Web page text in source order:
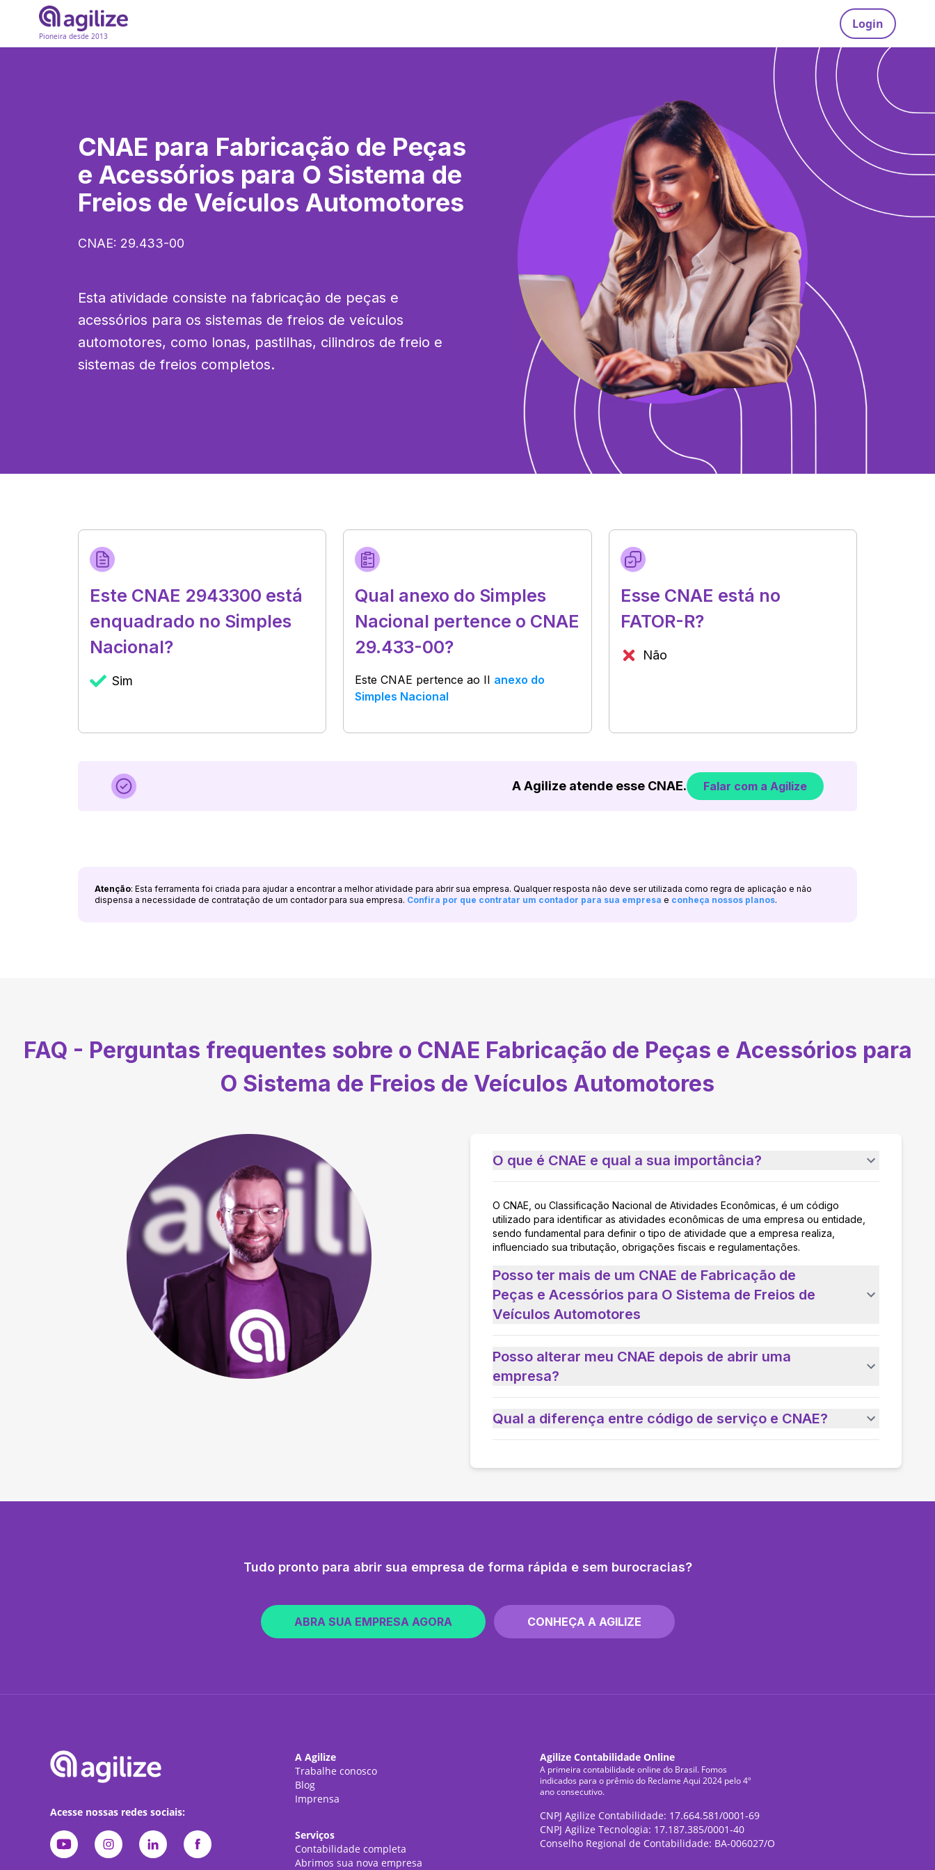
Pioneira desde 2013
Login
CNAE para Fabricação de Peças
e Acessórios para O Sistema de
Freios de Veículos Automotores
CNAE: 29.433-00
Esta atividade consiste na fabricação de peças e
acessórios para os sistemas de freios de veículos
automotores, como lonas, pastilhas, cilindros de freio e
sistemas de freios completos.
Este CNAE 2943300 está
enquadrado no Simples
Nacional?
Sim
Qual anexo do Simples
Nacional pertence o CNAE
29.433-00?
Este CNAE pertence ao II anexo do
Simples Nacional
Esse CNAE está no
FATOR-R?
Não
A Agilize atende esse CNAE. Falar com a Agilize
Atenção: Esta ferramenta foi criada para ajudar a encontrar a melhor atividade para abrir sua empresa. Qualquer resposta não deve ser utilizada como regra de aplicação e não
dispensa a necessidade de contratação de um contador para sua empresa. Confira por que contratar um contador para sua empresa e conheça nossos planos.
FAQ - Perguntas frequentes sobre o CNAE Fabricação de Peças e Acessórios para
O Sistema de Freios de Veículos Automotores
O que é CNAE e qual a sua importância?
O CNAE, ou Classificação Nacional de Atividades Econômicas, é um código
utilizado para identificar as atividades econômicas de uma empresa ou entidade,
sendo fundamental para definir o tipo de atividade que a empresa realiza,
influenciado sua tributação, obrigações fiscais e regulamentações.
Posso ter mais de um CNAE de Fabricação de
Peças e Acessórios para O Sistema de Freios de
Veículos Automotores
Posso alterar meu CNAE depois de abrir uma
empresa?
Qual a diferença entre código de serviço e CNAE?
Tudo pronto para abrir sua empresa de forma rápida e sem burocracias?
ABRA SUA EMPRESA AGORA CONHEÇA A AGILIZE
Acesse nossas redes sociais:
A Agilize
Trabalhe conosco
Blog
Imprensa
Serviços
Contabilidade completa
Abrimos sua nova empresa
Agilize Contabilidade Online
A primeira contabilidade online do Brasil. Fomos
indicados para o prêmio do Reclame Aqui 2024 pelo 4º
ano consecutivo.
CNPJ Agilize Contabilidade: 17.664.581/0001-69
CNPJ Agilize Tecnologia: 17.187.385/0001-40
Conselho Regional de Contabilidade: BA-006027/O